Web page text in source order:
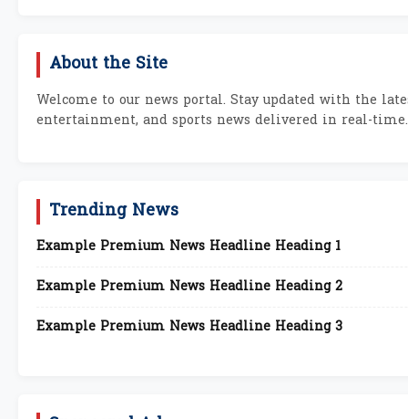
About the Site
Welcome to our news portal. Stay updated with the
entertainment, and sports news delivered in real-time.
Trending News
Example Premium News Headline Heading 1
Example Premium News Headline Heading 2
Example Premium News Headline Heading 3